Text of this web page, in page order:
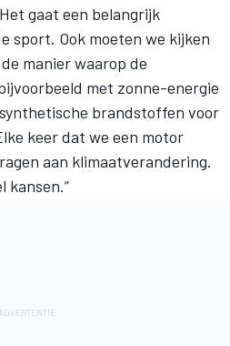
gaat een belangrijk
sport. Ook moeten we kijken
manier waarop de
met zonne-energie
brandstoffen voor
keer dat we een motor
aan klimaatverandering.
kansen.”